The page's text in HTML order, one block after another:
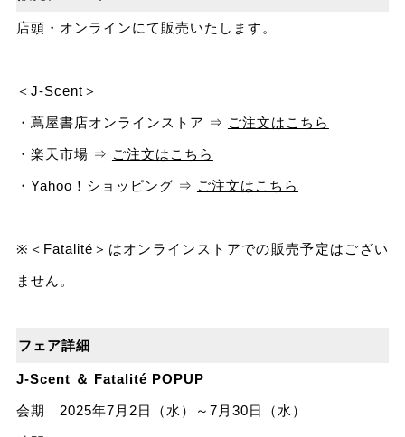
店頭・オンラインにて販売いたします。
＜J-Scent＞
・蔦屋書店オンラインストア ⇒ ご注文はこちら
・楽天市場 ⇒ ご注文はこちら
・Yahoo！ショッピング ⇒ ご注文はこちら
※＜Fatalité＞はオンラインストアでの販売予定はござい
ません。
フェア詳細
J-Scent ＆ Fatalité POPUP
会期｜2025年7月2日（水）～7月30日（水）